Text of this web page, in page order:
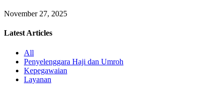
November 27, 2025
Latest Articles
All
Penyelenggara Haji dan Umroh
Kepegawaian
Layanan